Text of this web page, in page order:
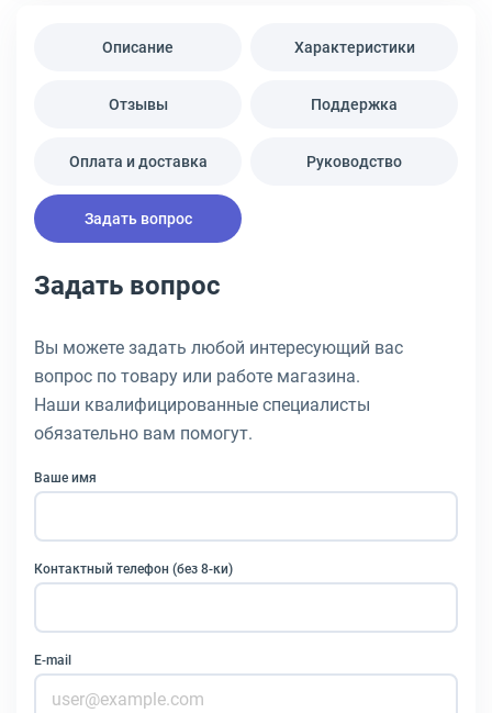
Описание Характеристики
Отзывы Поддержка
Оплата и доставка Руководство
Задать вопрос
Задать вопрос
Вы можете задать любой интересующий вас
вопрос по товару или работе магазина.
Наши квалифицированные специалисты
обязательно вам помогут.
Ваше имя
Контактный телефон (без 8-ки)
E-mail